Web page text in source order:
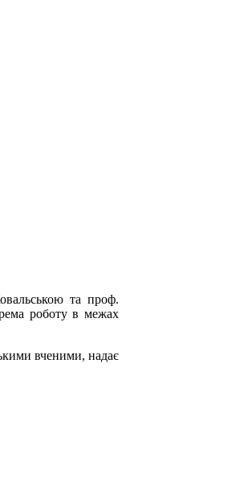
та проф.
роботу в межах
вченими, надає